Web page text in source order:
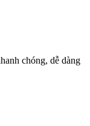
chóng, dễ dàng